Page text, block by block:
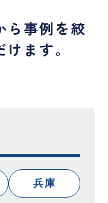
ら事例を絞
ます。
兵庫